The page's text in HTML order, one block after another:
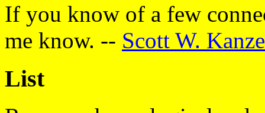
If you know of a few
me know. -- Scott W.
List